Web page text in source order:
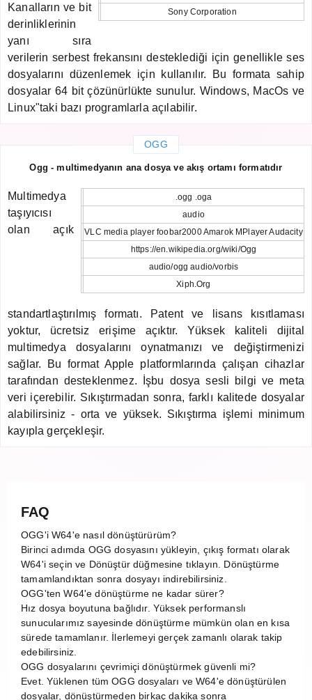
Sony Corporation
Kanalların ve bit
derinliklerinin
yanı sıra
verilerin serbest frekansını desteklediği için genellikle ses
dosyalarını düzenlemek için kullanılır. Bu formata sahip
dosyalar 64 bit çözünürlükte sunulur. Windows, MacOs ve
Linux"taki bazı programlarla açılabilir.
OGG
Ogg - multimedyanın ana dosya ve akış ortamı formatıdır
.ogg .oga
audio
VLC media player foobar2000 Amarok MPlayer Audacity
https://en.wikipedia.org/wiki/Ogg
audio/ogg audio/vorbis
Xiph.Org
Multimedya
taşıyıcısı
olan açık
standartlaştırılmış formatı. Patent ve lisans kısıtlaması
yoktur, ücretsiz erişime açıktır. Yüksek kaliteli dijital
multimedya dosyalarını oynatmanızı ve değiştirmenizi
sağlar. Bu format Apple platformlarında çalışan cihazlar
tarafından desteklenmez. İşbu dosya sesli bilgi ve meta
veri içerebilir. Sıkıştırmadan sonra, farklı kalitede dosyalar
alabilirsiniz - orta ve yüksek. Sıkıştırma işlemi minimum
kayıpla gerçekleşir.
FAQ
OGG'i W64'e nasıl dönüştürürüm?
Birinci adımda OGG dosyasını yükleyin, çıkış formatı olarak
W64'i seçin ve Dönüştür düğmesine tıklayın. Dönüştürme
tamamlandıktan sonra dosyayı indirebilirsiniz.
OGG'ten W64'e dönüştürme ne kadar sürer?
Hız dosya boyutuna bağlıdır. Yüksek performanslı
sunucularımız sayesinde dönüştürme mümkün olan en kısa
sürede tamamlanır. İlerlemeyi gerçek zamanlı olarak takip
edebilirsiniz.
OGG dosyalarını çevrimiçi dönüştürmek güvenli mi?
Evet. Yüklenen tüm OGG dosyaları ve W64'e dönüştürülen
dosyalar, dönüştürmeden birkaç dakika sonra